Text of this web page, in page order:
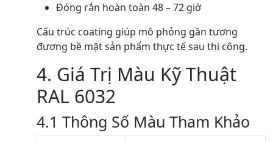
Đóng rắn hoàn toàn 48 – 72 giờ
Cấu trúc coating giúp mô phỏng gần tương
đương bề mặt sản phẩm thực tế sau thi công.
4. Giá Trị Màu Kỹ Thuật
RAL 6032
4.1 Thông Số Màu Tham Khảo